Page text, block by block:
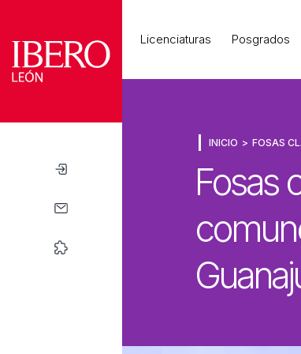
Licenciaturas Posgrados
INICIO FOSAS
Fosas